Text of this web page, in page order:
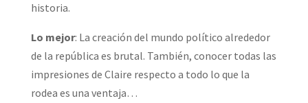
historia.
Lo mejor: La creación del mundo político alrededor
de la república es brutal. También, conocer todas las
impresiones de Claire respecto a todo lo que la
rodea es una ventaja…